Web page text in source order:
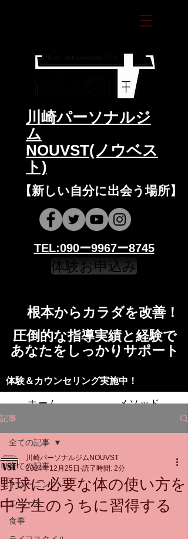
​川崎パーソナルジ
ム
NOUVST(ノウベス
ト)
​​【新しい自分に出会う場所】
​​TEL:090ー9967ー8745
体験お申込み
​根本からカラダを改善！​​
​​圧倒的な指導実績と経験で
​あなたをしっかりサポート
​​​体験＆カウンセリング実施中！
ホーム メソッド
トレーニングの流れ 施設
スタッフ よくある質問 料金
お問い合わせ
記事
全ての記事
トレーニング
ニュース
食事
全ての記事
野球に必要な体の使い方を
中学生のうちに習得する
川崎パーソナルジムNOUVST
2024年12月25日 読了時間: 2分